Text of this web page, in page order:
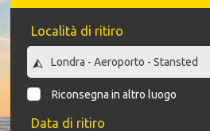
Località di ritiro
Riconsegna in altro luogo
Data di ritiro